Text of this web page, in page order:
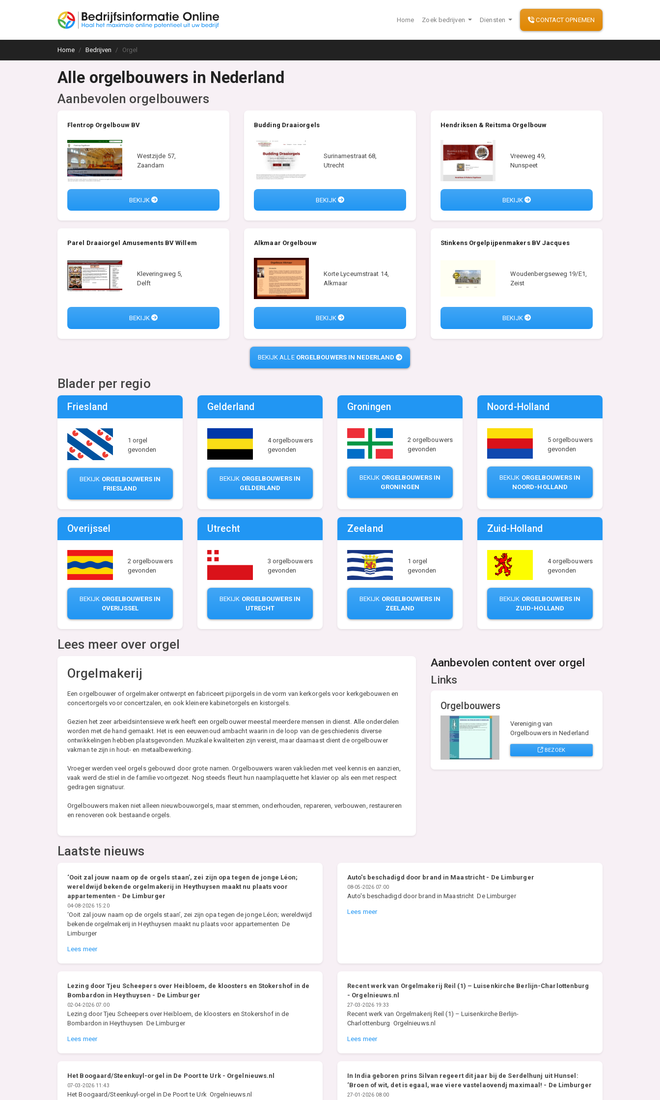
Home Zoek bedrijven Diensten CONTACT OPNEMEN
Home Bedrijven Orgel
Alle orgelbouwers in Nederland
Aanbevolen orgelbouwers
Flentrop Orgelbouw BV
Westzijde 57,
Zaandam
BEKIJK
Budding Draaiorgels
Surinamestraat 68,
Utrecht
BEKIJK
Hendriksen & Reitsma Orgelbouw
Vreeweg 49,
Nunspeet
BEKIJK
Parel Draaiorgel Amusements BV Willem
Kleveringweg 5,
Delft
BEKIJK
Alkmaar Orgelbouw
Korte Lyceumstraat 14,
Alkmaar
BEKIJK
Stinkens Orgelpijpenmakers BV Jacques
Woudenbergseweg 19/E1,
Zeist
BEKIJK
BEKIJK ALLE ORGELBOUWERS IN NEDERLAND
Blader per regio
Friesland
1 orgel
gevonden
BEKIJK ORGELBOUWERS IN
FRIESLAND
Gelderland
4 orgelbouwers
gevonden
BEKIJK ORGELBOUWERS IN
GELDERLAND
Groningen
2 orgelbouwers
gevonden
BEKIJK ORGELBOUWERS IN
GRONINGEN
Noord-Holland
5 orgelbouwers
gevonden
BEKIJK ORGELBOUWERS IN
NOORD-HOLLAND
Overijssel
2 orgelbouwers
gevonden
BEKIJK ORGELBOUWERS IN
OVERIJSSEL
Utrecht
3 orgelbouwers
gevonden
BEKIJK ORGELBOUWERS IN
UTRECHT
Zeeland
1 orgel
gevonden
BEKIJK ORGELBOUWERS IN
ZEELAND
Zuid-Holland
4 orgelbouwers
gevonden
BEKIJK ORGELBOUWERS IN
ZUID-HOLLAND
Lees meer over orgel
Orgelmakerij
Een orgelbouwer of orgelmaker ontwerpt en fabriceert pijporgels in de vorm van kerkorgels voor kerkgebouwen en
concertorgels voor concertzalen, en ook kleinere kabinetorgels en kistorgels.
Gezien het zeer arbeidsintensieve werk heeft een orgelbouwer meestal meerdere mensen in dienst. Alle onderdelen
worden met de hand gemaakt. Het is een eeuwenoud ambacht waarin in de loop van de geschiedenis diverse
ontwikkelingen hebben plaatsgevonden. Muzikale kwaliteiten zijn vereist, maar daarnaast dient de orgelbouwer
vakman te zijn in hout- en metaalbewerking.
Vroeger werden veel orgels gebouwd door grote namen. Orgelbouwers waren vaklieden met veel kennis en aanzien,
vaak werd de stiel in de familie voortgezet. Nog steeds fleurt hun naamplaquette het klavier op als een met respect
gedragen signatuur.
Orgelbouwers maken niet alleen nieuwbouworgels, maar stemmen, onderhouden, repareren, verbouwen, restaureren
en renoveren ook bestaande orgels.
Aanbevolen content over orgel
Links
Orgelbouwers
Vereniging van
Orgelbouwers in Nederland
BEZOEK
Laatste nieuws
‘Ooit zal jouw naam op de orgels staan’, zei zijn opa tegen de jonge Léon;
wereldwijd bekende orgelmakerij in Heythuysen maakt nu plaats voor
appartementen - De Limburger
04-08-2026 15:20
‘Ooit zal jouw naam op de orgels staan’, zei zijn opa tegen de jonge Léon; wereldwijd
bekende orgelmakerij in Heythuysen maakt nu plaats voor appartementen De
Limburger
Lees meer
Auto's beschadigd door brand in Maastricht - De Limburger
08-05-2026 07:00
Auto's beschadigd door brand in Maastricht De Limburger
Lees meer
Lezing door Tjeu Scheepers over Heibloem, de kloosters en Stokershof in de
Bombardon in Heythuysen - De Limburger
02-04-2026 07:00
Lezing door Tjeu Scheepers over Heibloem, de kloosters en Stokershof in de
Bombardon in Heythuysen De Limburger
Lees meer
Recent werk van Orgelmakerij Reil (1) – Luisenkirche Berlijn-Charlottenburg
- Orgelnieuws.nl
27-03-2026 19:33
Recent werk van Orgelmakerij Reil (1) – Luisenkirche Berlijn-
Charlottenburg Orgelnieuws.nl
Lees meer
Het Boogaard/Steenkuyl-orgel in De Poort te Urk - Orgelnieuws.nl
07-03-2026 11:43
Het Boogaard/Steenkuyl-orgel in De Poort te Urk Orgelnieuws.nl
In India geboren prins Silvan regeert dit jaar bij de Serdelhunj uit Hunsel:
‘Broen of wit, det is egaal, wae viere vastelaovendj maximaal! - De Limburger
27-01-2026 08:00